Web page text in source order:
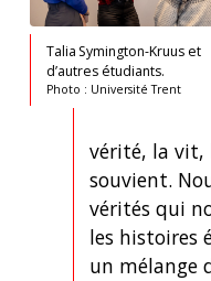
Talia Symington-Kruus et
d’autres étudiants.
Photo : Université Trent
vérité, la vit,
souvient.
vérités qui
les histoires
un mélange